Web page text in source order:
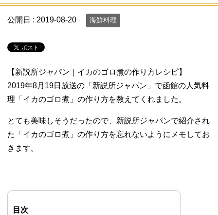
公開日 : 2019-08-20 海鮮料理
【新説所ジャパン｜イカのゴロ煮の作り方レシピ】
2019年8月19日放送の「新説所ジャパン」で函館の人気料
理「イカのゴロ煮」の作り方を教えてくれました。
とても美味しそうだったので、新説所ジャパンで紹介され
た「イカのゴロ煮」の作り方を忘れないようにメモしてお
きます。
目次